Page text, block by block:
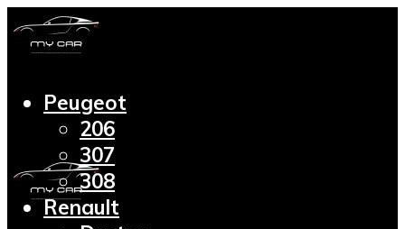
Peugeot
206
307
308
Renault